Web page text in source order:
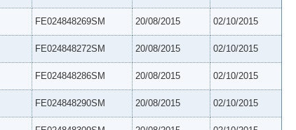
FE024848269SM 20/08/2015 02/10/2015
FE024848272SM 20/08/2015 02/10/2015
FE024848286SM 20/08/2015 02/10/2015
FE024848290SM 20/08/2015 02/10/2015